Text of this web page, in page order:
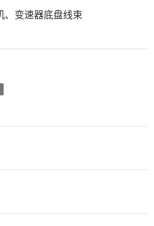
变速器底盘线束